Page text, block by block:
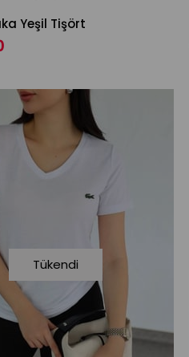
Yeşil Tişört
Tükendi